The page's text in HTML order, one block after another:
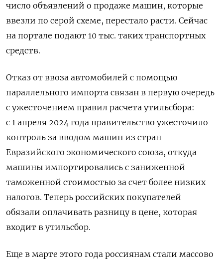
число объявлений о продаже машин, которые
ввезли по серой схеме, перестало расти. Сейчас
на портале подают 10 тыс. таких транспортных
средств.
Отказ от ввоза автомобилей с помощью
параллельного импорта связан в первую очередь
с ужесточением правил расчета утильсбора:
с 1 апреля 2024 года правительство ужесточило
контроль за вводом машин из стран
Евразийского экономического союза, откуда
машины импортировались с заниженной
таможенной стоимостью за счет более низких
налогов. Теперь российских покупателей
обязали оплачивать разницу в цене, которая
входит в утильсбор.
Еще в марте этого года россиянам стали массово